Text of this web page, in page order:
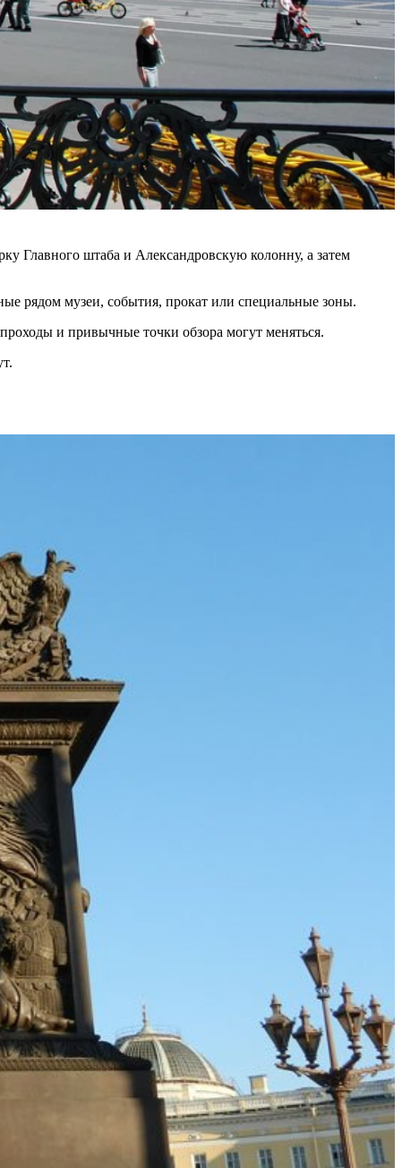
Главного штаба и Александровскую колонну, а затем
рядом музеи, события, прокат или специальные зоны.
и привычные точки обзора могут меняться.